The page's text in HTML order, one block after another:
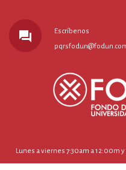
forum
Escríbenos
Lunes a viernes 7:30am a 12:00m